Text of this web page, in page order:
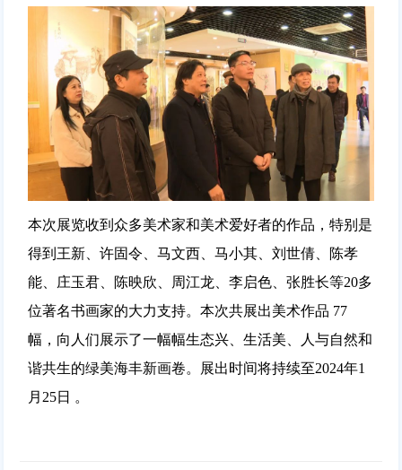
本次展览收到众多美术家和美术爱好者的作品，特别是
得到王新、许固令、马文西、马小其、刘世倩、陈孝
能、庄玉君、陈映欣、周江龙、李启色、张胜长等20多
位著名书画家的大力支持。本次共展出美术作品 77
幅，向人们展示了一幅幅生态兴、生活美、人与自然和
谐共生的绿美海丰新画卷。展出时间将持续至2024年1
月25日 。